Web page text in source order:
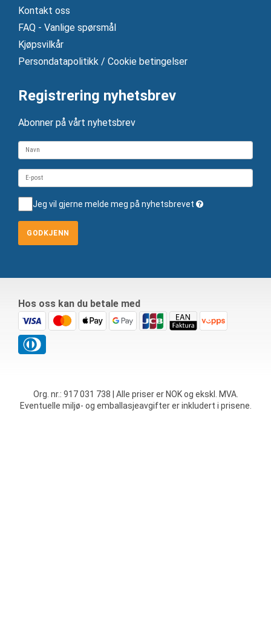
Kontakt oss
FAQ - Vanlige spørsmål
Kjøpsvilkår
Persondatapolitikk / Cookie betingelser
Registrering nyhetsbrev
Abonner på vårt nyhetsbrev
Jeg vil gjerne melde meg på nyhetsbrevet
GODKJENN
Hos oss kan du betale med
Org. nr.: 917 031 738 | Alle priser er NOK og ekskl. MVA.
Eventuelle miljø- og emballasjeavgifter er inkludert i prisene.